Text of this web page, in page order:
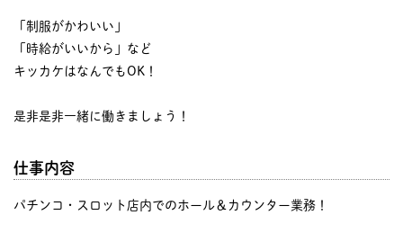
「制服がかわいい」
「時給がいいから」など
キッカケはなんでもOK！
是非是非一緒に働きましょう！
仕事内容
パチンコ・スロット店内でのホール＆カウンター業務！